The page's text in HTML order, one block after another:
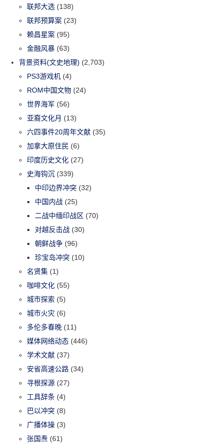
联邦大选 (138)
联邦预算案 (23)
赖昌星案 (95)
金融风暴 (63)
背景资料(文史地理) (2,703)
PS3游戏机 (4)
ROM中国文物 (24)
世界海军 (56)
亚裔文化月 (13)
六四事件20周年文献 (35)
加拿大原住民 (6)
印度历史文化 (27)
史海钩沉 (339)
中印边界冲突 (32)
中国内战 (25)
二战中缅印战区 (70)
对越反击战 (30)
朝鲜战争 (96)
珍宝岛冲突 (10)
名贤集 (1)
咖啡文化 (55)
城市探索 (5)
城市火灾 (6)
多伦多春晚 (11)
媒体网络动态 (446)
学术文献 (37)
安省高速公路 (34)
寻根探源 (27)
工具辞条 (4)
巴以冲突 (8)
广播体操 (3)
张国焘 (61)